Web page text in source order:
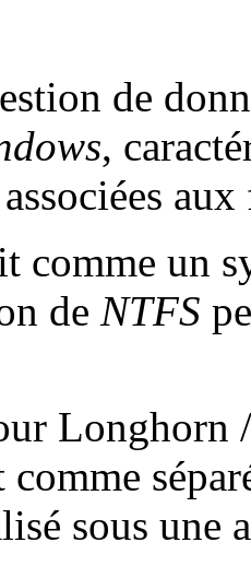
de
,
associées
comme un
de NTFS
Longhorn
sous une